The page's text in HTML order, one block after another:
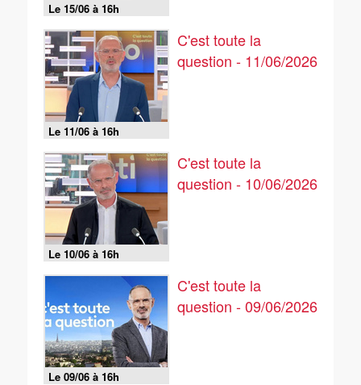
Le 15/06 à 16h
Le 11/06 à 16h
C'est toute la
question - 11/06/2026
Le 10/06 à 16h
C'est toute la
question - 10/06/2026
Le 09/06 à 16h
C'est toute la
question - 09/06/2026